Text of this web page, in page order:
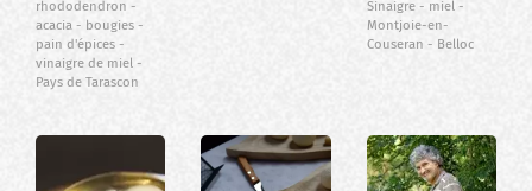
rhododendron
acacia
bougies
pain d'épices
vinaigre de miel
Pays de Tarascon
Sinaigre
miel
Montjoie-en-
Couseran
Belloc